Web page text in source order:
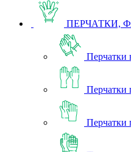
ПЕРЧАТКИ,
Перчатки
Перчатки
Перчатки